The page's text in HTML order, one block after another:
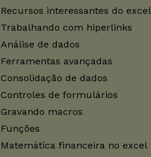
Recursos interessantes do excel
Trabalhando com hiperlinks
Análise de dados
Ferramentas avançadas
Consolidação de dados
Controles de formulários
Gravando macros
Funções
Matemática financeira no excel